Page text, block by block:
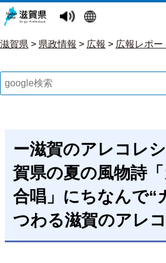
滋賀県 > 県政情報 > 広報 > 広報レポー
ー滋賀のアレコレ
賀県の夏の風物詩
合唱」にちなんで“
つわる滋賀のアレ